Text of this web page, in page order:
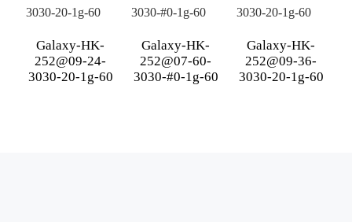
Galaxy-HK-
252@09-24-
3030-20-1g-60
Galaxy-HK-
252@07-60-
3030-#0-1g-60
Galaxy-HK-
252@09-36-
3030-20-1g-60